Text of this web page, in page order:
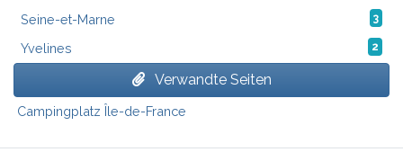
Seine-et-Marne 3
Yvelines 2
Verwandte Seiten
Campingplatz Île-de-France